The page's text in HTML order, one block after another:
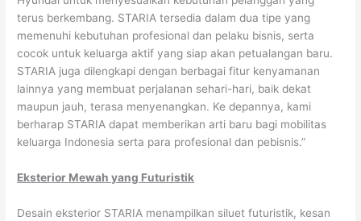
terus berkembang. STARIA tersedia dalam dua tipe yang
memenuhi kebutuhan profesional dan pelaku bisnis, serta
cocok untuk keluarga aktif yang siap akan petualangan baru.
STARIA juga dilengkapi dengan berbagai fitur kenyamanan
lainnya yang membuat perjalanan sehari-hari, baik dekat
maupun jauh, terasa menyenangkan. Ke depannya, kami
berharap STARIA dapat memberikan arti baru bagi mobilitas
keluarga Indonesia serta para profesional dan pebisnis.”
Eksterior Mewah yang Futuristik
Desain eksterior STARIA menampilkan siluet futuristik, kesan